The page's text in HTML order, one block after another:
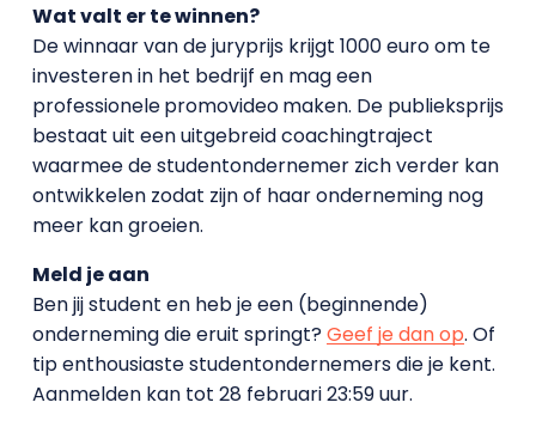
Wat valt er te winnen?
De winnaar van de juryprijs krijgt 1000 euro om te
investeren in het bedrijf en mag een
professionelepromovideomaken. De publieksprijs
bestaat uit een uitgebreid coachingtraject
waarmee de studentondernemer zich verder kan
ontwikkelen zodat zijn of haar onderneming nog
meer kan groeien.
Meld je aan
Ben jij student en heb je een (beginnende)
onderneming die eruit springt? Geef je dan op. Of
tip enthousiaste studentondernemers die je kent.
Aanmelden kan tot 28 februari 23:59 uur.